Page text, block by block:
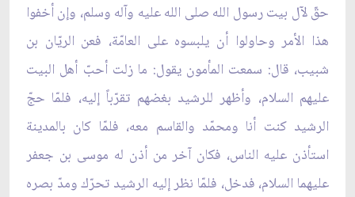
حقّ لآل بيت رسول الله صلى الله عليه وآله وسلم، وإن أخفوا
هذا الأمر وحاولوا أن يلبسوه على العامّة، فعن الريّان بن
شبيب، قال: سمعت المأمون يقول: ما زلت أحبّ أهل البيت
عليهم السلام، وأظهر للرشيد بغضهم تقرّباً إليه، فلمّا حجّ
الرشيد كنت أنا ومحمّد والقاسم معه، فلمّا كان بالمدينة
استأذن عليه الناس، فكان آخر من أذن له موسى بن جعفر
عليهما السلام، فدخل، فلمّا نظر إليه الرشيد تحرّك ومدّ بصره